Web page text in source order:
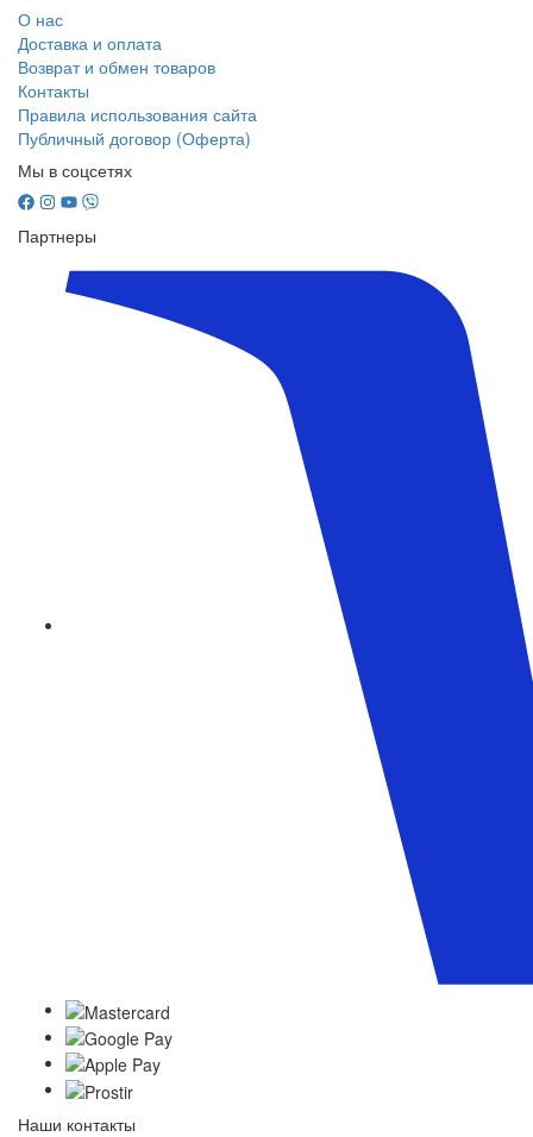
О нас
Доставка и оплата
Возврат и обмен товаров
Контакты
Правила использования сайта
Публичный договор (Оферта)
Мы в соцсетях
Партнеры
Наши контакты